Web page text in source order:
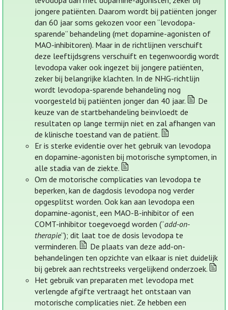
jongere patiënten. Daarom wordt bij patiënten jonger
dan 60 jaar soms gekozen voor een “levodopa-
sparende” behandeling (met dopamine-agonisten of
MAO-inhibitoren). Maar in de richtlijnen verschuift
deze leeftijdsgrens verschuift en tegenwoordig wordt
levodopa vaker ook ingezet bij jongere patiënten,
zeker bij belangrijke klachten. In de NHG-richtlijn
wordt levodopa-sparende behandeling nog
voorgesteld bij patiënten jonger dan 40 jaar.
De
keuze van de startbehandeling beïnvloedt de
resultaten op lange termijn niet en zal afhangen van
de klinische toestand van de patiënt.
Er is sterke evidentie over het gebruik van levodopa
en dopamine-agonisten bij motorische symptomen, in
alle stadia van de ziekte.
Om de motorische complicaties van levodopa te
beperken, kan de dagdosis levodopa nog verder
opgesplitst worden. Ook kan aan levodopa een
dopamine-agonist, een MAO-B-inhibitor of een
COMT-inhibitor toegevoegd worden (“add-on-
therapie”); dit laat toe de dosis levodopa te
verminderen.
De plaats van deze add-on-
behandelingen ten opzichte van elkaar is niet duidelijk
bij gebrek aan rechtstreeks vergelijkend onderzoek.
Het gebruik van preparaten met levodopa met
verlengde afgifte vertraagt het ontstaan van
motorische complicaties niet. Ze hebben een